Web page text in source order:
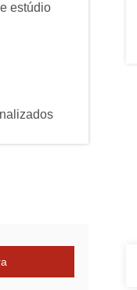
estúdio